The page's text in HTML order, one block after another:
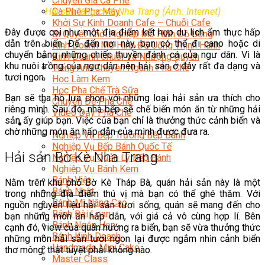
Cà Phê Pha Máy
Khởi Sự Kinh Doanh Cafe – Chuỗi Cafe
Bí Quyết Khởi Nghiệp Mô Hình Đồ Uống
Kinh Doanh Mô Hình Đồ Uống Thịnh Hành
Kinh Doanh Chuỗi Và Nhượng Quyền
Tiếng Anh Chuyên Ngành Pha Chế
Học Làm Kem
Học Pha Chế Trà Sữa
Chuyên Đề Pha Chế
Video Dạy Pha Chế
Làm Bánh
Nghiệp Vụ Bếp Trưởng Bếp Bánh
Nghiệp Vụ Bếp Bánh Quốc Tế
Nghiệp Vụ Quản Lý Bếp Bánh
Nghiệp Vụ Bánh Kem
Bánh Việt
Bánh Nhật
Bánh Mì Nâng Cao
Bánh Đài Loan
Bánh Ngắn Hạn
Bánh Kinh Doanh
Handmade Mini Cake
Master Class
Hải sản làng chài Nha Trang (Ảnh: Internet)
Đây được coi như một địa điểm kết hợp du lịch ẩm thực hấp
dẫn trên biển. Để đến nơi này, bạn có thể đi cano hoặc di
chuyển bằng những chiếc thuyền đánh cá của ngư dân. Vì là
khu nuôi trồng của ngư dân nên hải sản ở đây rất đa dạng và
tươi ngon.
Bạn sẽ tha hồ lựa chọn với những loại hải sản ưa thích cho
riêng mình. Sau đó, nhà bếp sẽ chế biến món ăn từ những hải
sản ấy giúp bạn. Việc của bạn chỉ là thưởng thức cảnh biển và
chờ những món ăn hấp dẫn của mình được đưa ra.
Hải sản Bờ Kè Nha Trang
Nằm trên khu phố Bờ Kè Tháp Bà, quán hải sản này là một
trong những địa điểm thú vị mà bạn có thể ghé thăm. Với
nguồn nguyên liệu hải sản tươi sống, quán sẽ mang đến cho
bạn những món ăn hấp dẫn, với giá cả vô cùng hợp lí. Bên
cạnh đó, view của quán hướng ra biển, bạn sẽ vừa thưởng thức
những món hải sản tươi ngon lại được ngắm nhìn cảnh biển
thơ mông, thật tuyệt phải không nào.